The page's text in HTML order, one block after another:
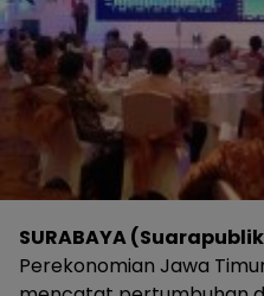
SURABAYA
Perekonomian Jawa